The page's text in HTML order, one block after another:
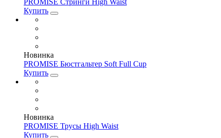
Купить
Новинка
PROMISE Бюстгальтер Soft Full Cup
Купить
Новинка
PROMISE Трусы High Waist
Купить